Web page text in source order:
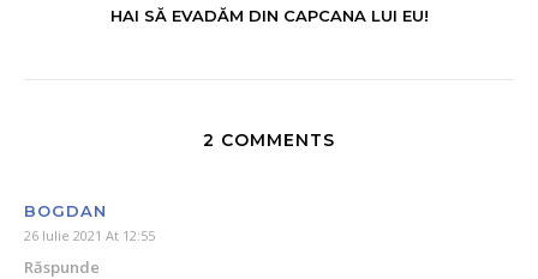
HAI SĂ EVADĂM DIN CAPCANA LUI EU!
2 COMMENTS
BOGDAN
26 Iulie 2021 At 12:55
Răspunde